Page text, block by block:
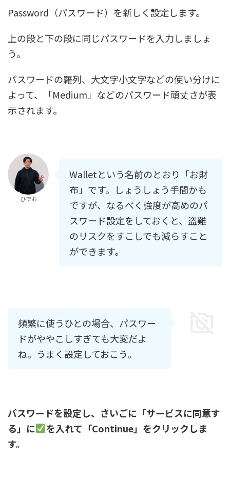
Password（パスワード）を新しく設定します。
上の段と下の段に同じパスワードを入力しましょ
う。
パスワードの羅列、大文字小文字などの使い分けに
よって、「Medium」などのパスワード頑丈さが表
示されます。
ひでお
Walletという名前のとおり「お財
布」です。しょうしょう手間かも
ですが、なるべく強度が高めのパ
スワード設定をしておくと、盗難
のリスクをすこしでも減らすこと
ができます。
頻繁に使うひとの場合、パスワー
ドがややこしすぎても大変だよ
ね。うまく設定しておこう。
パスワードを設定し、さいごに「サービスに同意す
る」に
を入れて「Continue」をクリックしま
す。